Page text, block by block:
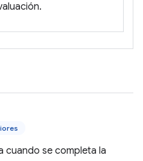
cuando se completa la